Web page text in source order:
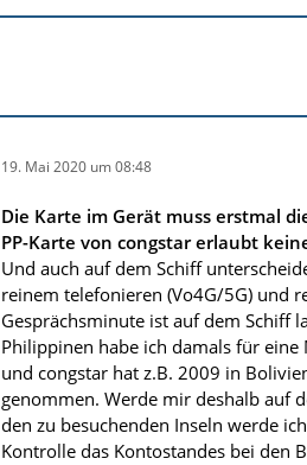
19. Mai 2020 um 08:48
Die Karte im Gerät muss erstmal
PP-Karte von congstar erlaubt
Und auch auf dem Schiff
reinem telefonieren (Vo4G/5G) und
Gesprächsminute ist auf dem Schiff
Philippinen habe ich damals für eine
und congstar hat z.B. 2009 in
genommen. Werde mir deshalb auf
den zu besuchenden Inseln werde
Kontrolle das Kontostandes bei den